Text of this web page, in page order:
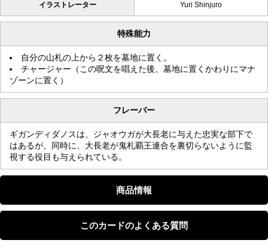
イラストレーター Yuri Shinjuro
特殊能力
自分の山札の上から２枚を墓地に置く。
チャージャー（この呪文を唱えた後、墓地に置くかわりにマナ
ゾーンに置く）
フレーバー
ギガンディダノスは、ジャオウガが大長老に与えた忠実な部下で
はあるが、同時に、大長老が鬼札覇王連合を裏切らないように監
視する役目も与えられている。
商品情報
このカードのよくある質問